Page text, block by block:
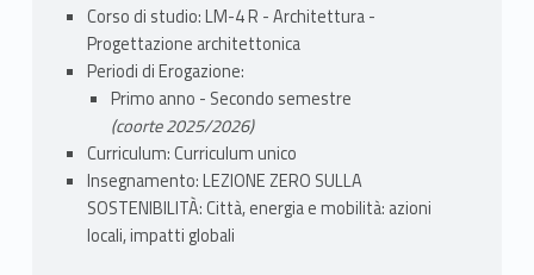
Corso di studio: LM-4 R - Architettura -
Progettazione architettonica
Periodi di Erogazione:
Primo anno - Secondo semestre
(coorte 2025/2026)
Curriculum: Curriculum unico
Insegnamento: LEZIONE ZERO SULLA
SOSTENIBILITÀ: Città, energia e mobilità: azioni
locali, impatti globali